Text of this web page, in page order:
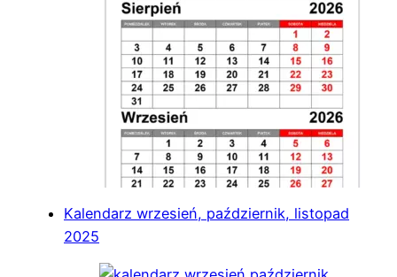
Kalendarz wrzesień, październik, listopad
2025